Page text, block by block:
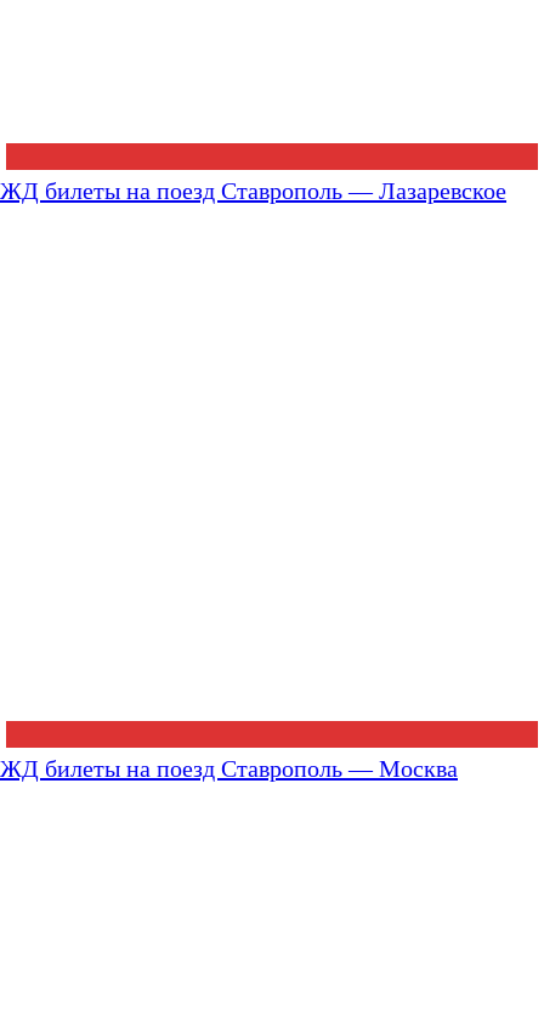
ЖД билеты на поезд Ставрополь — Лазаревское
ЖД билеты на поезд Ставрополь — Москва